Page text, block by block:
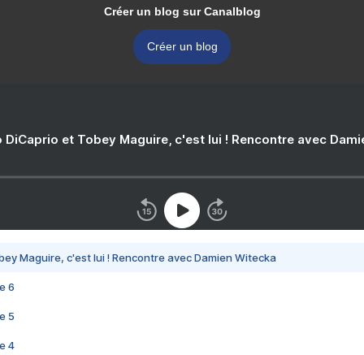
Créer un blog sur Canalblog
Créer un blog
DiCaprio et Tobey Maguire, c'est lui ! Rencontre avec
Maguire, c'est lui ! Rencontre avec Damien Witecka
6
5
4